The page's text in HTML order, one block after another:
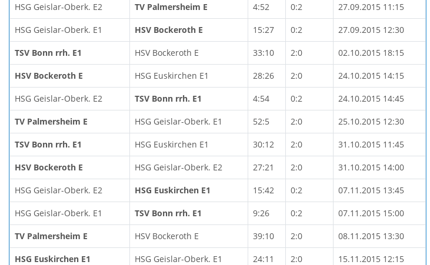
HSG Geislar-Oberk. E2 TV Palmersheim E 4:52 0:2 27.09.2015 11:15
HSG Geislar-Oberk. E1 HSV Bockeroth E 15:27 0:2 27.09.2015 12:30
TSV Bonn rrh. E1 HSV Bockeroth E 33:10 2:0 02.10.2015 18:15
HSV Bockeroth E HSG Euskirchen E1 28:26 2:0 24.10.2015 14:15
HSG Geislar-Oberk. E2 TSV Bonn rrh. E1 4:54 0:2 24.10.2015 14:45
TV Palmersheim E HSG Geislar-Oberk. E1 52:5 2:0 25.10.2015 12:30
TSV Bonn rrh. E1 HSG Euskirchen E1 30:12 2:0 31.10.2015 11:45
HSV Bockeroth E HSG Geislar-Oberk. E2 27:21 2:0 31.10.2015 14:00
HSG Geislar-Oberk. E2 HSG Euskirchen E1 15:42 0:2 07.11.2015 13:45
HSG Geislar-Oberk. E1 TSV Bonn rrh. E1 9:26 0:2 07.11.2015 15:00
TV Palmersheim E HSV Bockeroth E 39:10 2:0 08.11.2015 13:30
HSG Euskirchen E1 HSG Geislar-Oberk. E1 24:11 2:0 15.11.2015 12:15